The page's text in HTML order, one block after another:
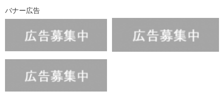
バナー広告